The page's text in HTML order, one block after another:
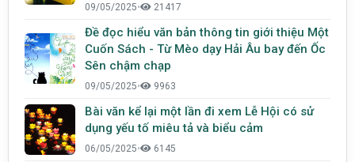
09/05/2025• 21417
Đề đọc hiểu văn bản thông tin giới thiệu Một
Cuốn Sách - Từ Mèo dạy Hải Âu bay đến Ốc
Sên chậm chạp
09/05/2025• 9963
Bài văn kể lại một lần đi xem Lễ Hội có sử
dụng yếu tố miêu tả và biểu cảm
06/05/2025• 6145